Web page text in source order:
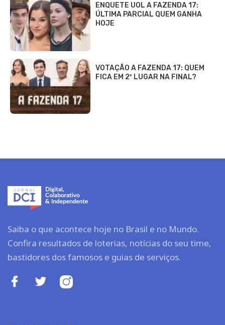
ENQUETE UOL A FAZENDA 17:
ÚLTIMA PARCIAL QUEM GANHA
HOJE
VOTAÇÃO A FAZENDA 17: QUEM
FICA EM 2º LUGAR NA FINAL?
Saiba o que acontece hoje no Brasil e no Mundo.
Confira resultados de loterias, notícias do seu time,
bastidores dos famosos e guias de serviços.